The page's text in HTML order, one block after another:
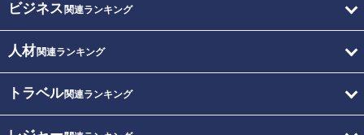
ビジネス 関連ランキング
人材関連ランキング
トラベル関連ランキング